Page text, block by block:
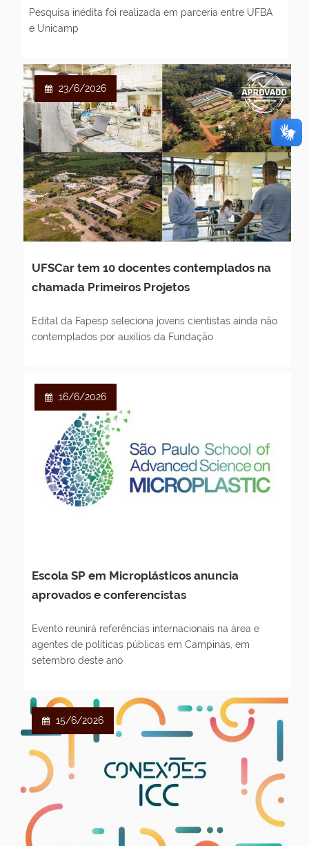
Pesquisa inédita foi realizada em parceria entre UFBA
e Unicamp
23/6/2026
UFSCar tem 10 docentes contemplados na
chamada Primeiros Projetos
Edital da Fapesp seleciona jovens cientistas ainda não
contemplados por auxílios da Fundação
16/6/2026
Escola SP em Microplásticos anuncia
aprovados e conferencistas
Evento reunirá referências internacionais na área e
agentes de políticas públicas em Campinas, em
setembro deste ano
15/6/2026